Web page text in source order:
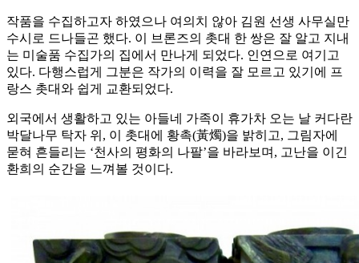
작품을 수집하고자 하였으나 여의치 않아 김원 선생 사무실만
수시로 드나들곤 했다. 이 브론즈의 촛대 한 쌍은 잘 알고 지내
는 미술품 수집가의 집에서 만나게 되었다. 인연으로 여기고
있다. 다행스럽게 그분은 작가의 이력을 잘 모르고 있기에 프
랑스 촛대와 쉽게 교환되었다.
외국에서 생활하고 있는 아들네 가족이 휴가차 오는 날 커다란
박달나무 탁자 위, 이 촛대에 황촉(黃燭)을 밝히고, 그림자에
묻혀 흔들리는 ‘천사의 평화의 나팔’을 바라보며, 고난을 이긴
환희의 순간을 느껴볼 것이다.